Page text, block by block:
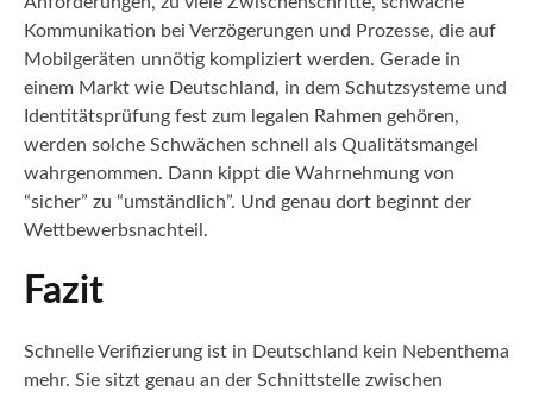
Kommunikation bei Verzögerungen und Prozesse, die auf
Mobilgeräten unnötig kompliziert werden. Gerade in
einem Markt wie Deutschland, in dem Schutzsysteme und
Identitätsprüfung fest zum legalen Rahmen gehören,
werden solche Schwächen schnell als Qualitätsmangel
wahrgenommen. Dann kippt die Wahrnehmung von
“sicher” zu “umständlich”. Und genau dort beginnt der
Wettbewerbsnachteil.
Fazit
Schnelle Verifizierung ist in Deutschland kein Nebenthema
mehr. Sie sitzt genau an der Schnittstelle zwischen